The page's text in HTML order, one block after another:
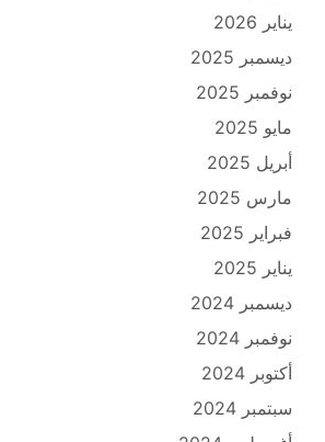
يناير 2026
ديسمبر 2025
نوفمبر 2025
مايو 2025
أبريل 2025
مارس 2025
فبراير 2025
يناير 2025
ديسمبر 2024
نوفمبر 2024
أكتوبر 2024
سبتمبر 2024